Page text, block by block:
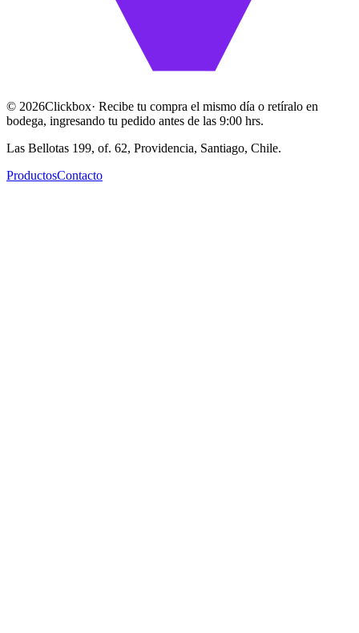
© 2026Clickbox· Recibe tu compra el mismo día o retíralo en
bodega, ingresando tu pedido antes de las 9:00 hrs.
Las Bellotas 199, of. 62, Providencia, Santiago, Chile.
ProductosContacto